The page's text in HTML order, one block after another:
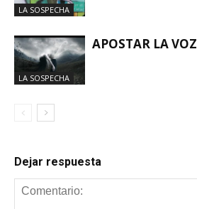
LA SOSPECHA
LA SOSPECHA
APOSTAR LA VOZ
Dejar respuesta